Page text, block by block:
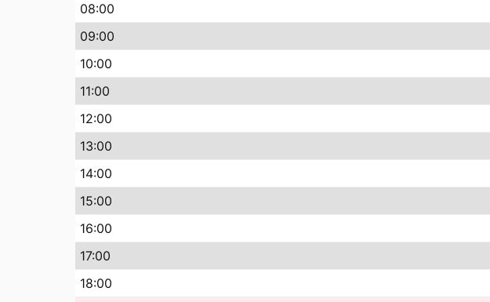
08:00
09:00
10:00
11:00
12:00
13:00
14:00
15:00
16:00
17:00
18:00